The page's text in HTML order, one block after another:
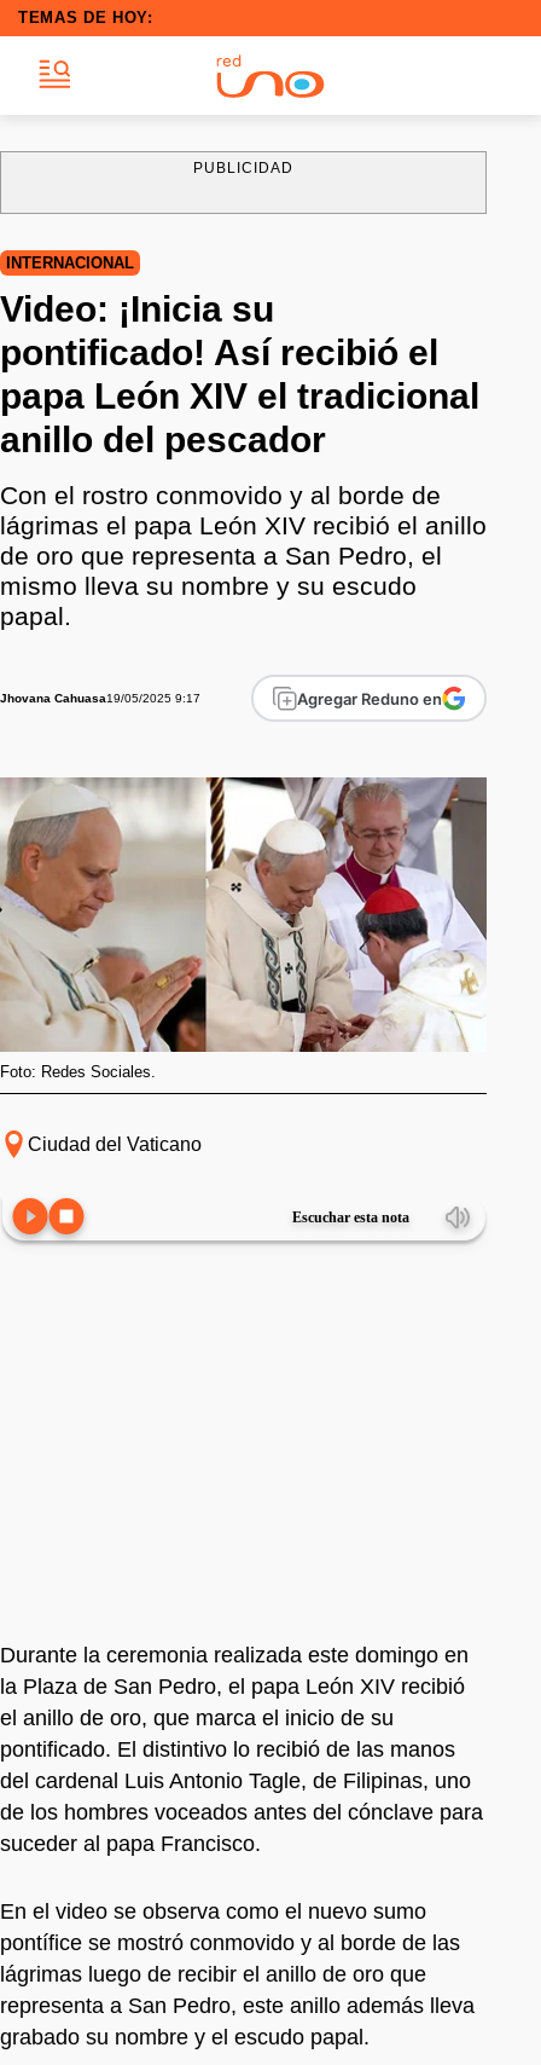
TEMAS DE HOY:
PUBLICIDAD
INTERNACIONAL
Video: ¡Inicia su
pontificado! Así recibió el
papa León XIV el tradicional
anillo del pescador
Con el rostro conmovido y al borde de
lágrimas el papa León XIV recibió el anillo
de oro que representa a San Pedro, el
mismo lleva su nombre y su escudo
papal.
Jhovana Cahuasa19/05/2025 9:17 Agregar Reduno en
Foto: Redes Sociales.
Ciudad del Vaticano
Escuchar esta nota
Durante la ceremonia realizada este domingo en
la Plaza de San Pedro, el papa León XIV recibió
el anillo de oro, que marca el inicio de su
pontificado. El distintivo lo recibió de las manos
del cardenal Luis Antonio Tagle, de Filipinas, uno
de los hombres voceados antes del cónclave para
suceder al papa Francisco.
En el video se observa como el nuevo sumo
pontífice se mostró conmovido y al borde de las
lágrimas luego de recibir el anillo de oro que
representa a San Pedro, este anillo además lleva
grabado su nombre y el escudo papal.